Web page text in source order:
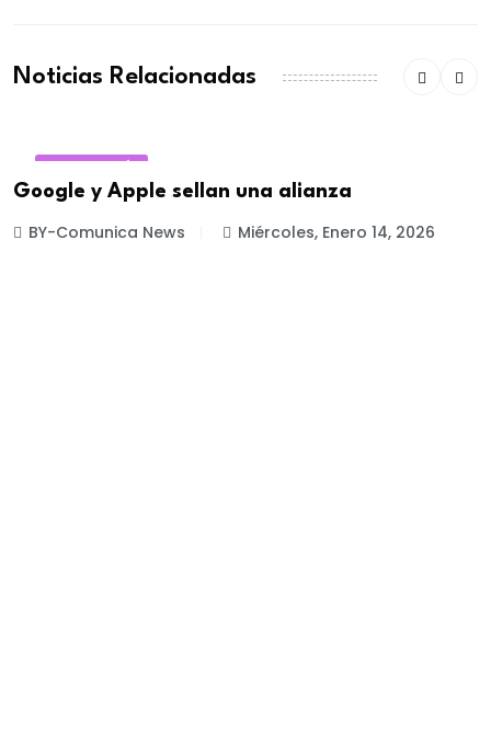
Noticias Relacionadas
Google y Apple sellan una alianza
BY-Comunica News Miércoles, Enero 14, 2026